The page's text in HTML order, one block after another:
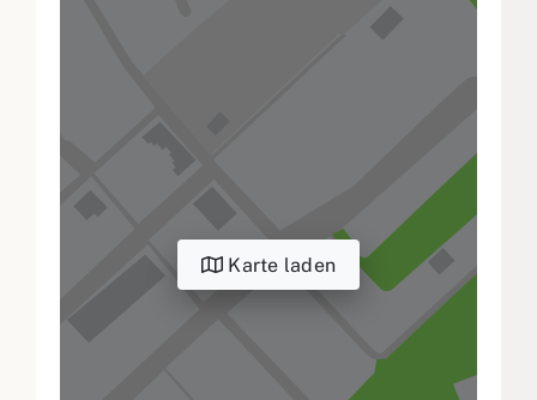
Karte laden